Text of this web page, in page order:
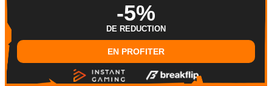
-5%
DE REDUCTION
EN PROFITER